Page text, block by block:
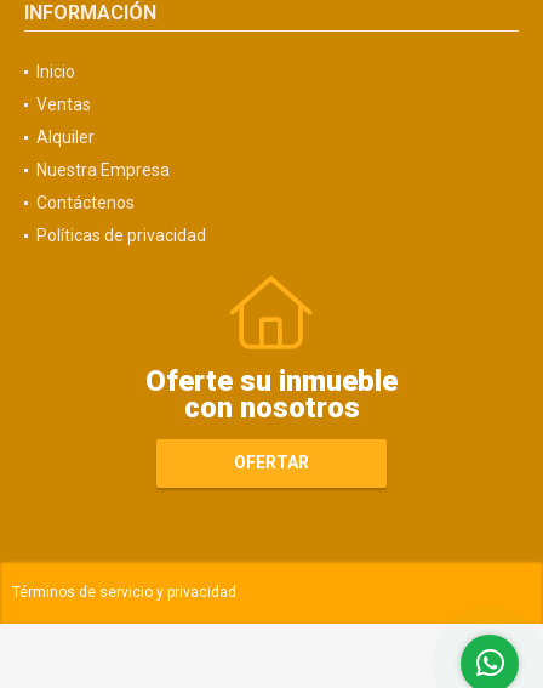
INFORMACIÓN
Inicio
Ventas
Alquiler
Nuestra Empresa
Contáctenos
Políticas de privacidad
Oferte su inmueble
con nosotros
OFERTAR
Términos de servicio y privacidad